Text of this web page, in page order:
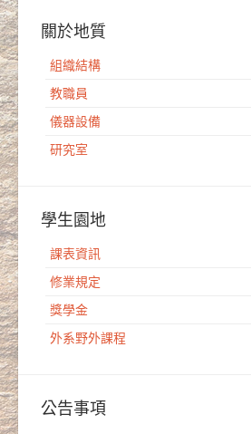
關於地質
組織結構
教職員
儀器設備
研究室
學生園地
課表資訊
修業規定
獎學金
外系野外課程
公告事項